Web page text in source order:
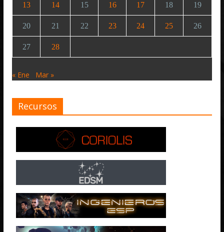
13 14 15 16 17 18 19
20 21 22 23 24 25 26
27 28
« Ene Mar »
Recursos